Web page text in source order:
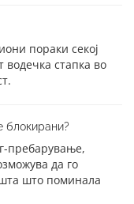
пораки секој
стапка во
блокирани?
пребарување,
да го
што поминала